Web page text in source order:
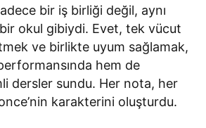
bir iş birliği değil, aynı
okul gibiydi. Evet, tek vücut
ve birlikte uyum sağlamak,
hem de
dersler sundu. Her nota, her
karakterini oluşturdu.